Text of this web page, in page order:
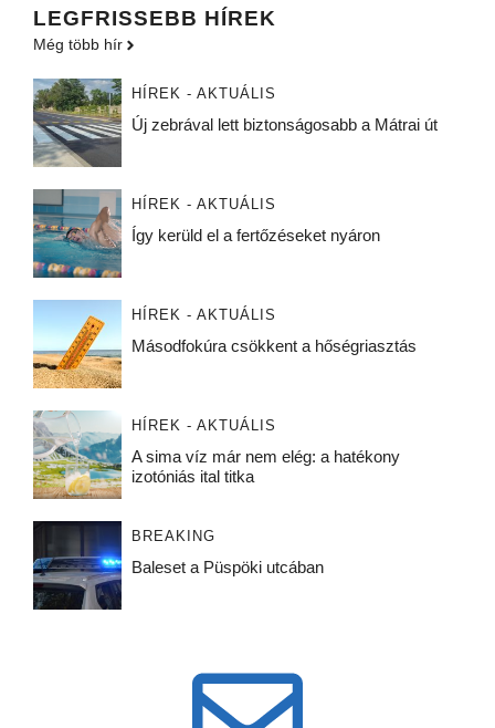
LEGFRISSEBB HÍREK
Még több hír
HÍREK - AKTUÁLIS
Új zebrával lett biztonságosabb a Mátrai út
HÍREK - AKTUÁLIS
Így kerüld el a fertőzéseket nyáron
HÍREK - AKTUÁLIS
Másodfokúra csökkent a hőségriasztás
HÍREK - AKTUÁLIS
A sima víz már nem elég: a hatékony
izotóniás ital titka
BREAKING
Baleset a Püspöki utcában